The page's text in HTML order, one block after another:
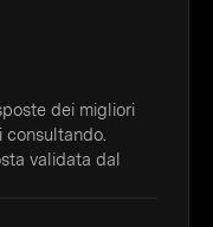
dei migliori
validata dal